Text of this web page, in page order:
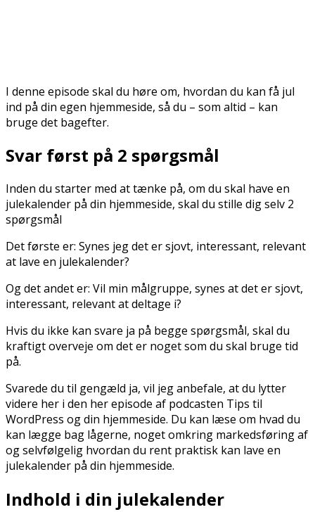
I denne episode skal du høre om, hvordan du kan få jul
ind på din egen hjemmeside, så du – som altid – kan
bruge det bagefter.
Svar først på 2 spørgsmål
Inden du starter med at tænke på, om du skal have en
julekalender på din hjemmeside, skal du stille dig selv 2
spørgsmål
Det første er: Synes jeg det er sjovt, interessant, relevant
at lave en julekalender?
Og det andet er: Vil min målgruppe, synes at det er sjovt,
interessant, relevant at deltage i?
Hvis du ikke kan svare ja på begge spørgsmål, skal du
kraftigt overveje om det er noget som du skal bruge tid
på.
Svarede du til gengæld ja, vil jeg anbefale, at du lytter
videre her i den her episode af podcasten Tips til
WordPress og din hjemmeside. Du kan læse om hvad du
kan lægge bag lågerne, noget omkring markedsføring af
og selvfølgelig hvordan du rent praktisk kan lave en
julekalender på din hjemmeside.
Indhold i din julekalender